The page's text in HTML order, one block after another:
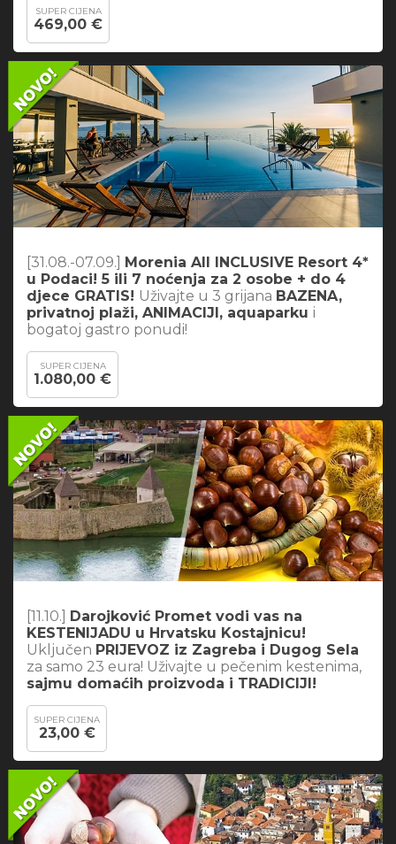
SUPER CIJENA
469,00 €
[31.08.-07.09.] Morenia All INCLUSIVE Resort 4*
u Podaci! 5 ili 7 noćenja za 2 osobe + do 4
djece GRATIS! Uživajte u 3 grijana BAZENA,
privatnoj plaži, ANIMACIJI, aquaparku i
bogatoj gastro ponudi!
SUPER CIJENA
1.080,00 €
[11.10.]
Darojković Promet vodi vas na
KESTENIJADU u Hrvatsku Kostajnicu!
Uključen PRIJEVOZ iz Zagreba i Dugog Sela
za samo 23 eura! Uživajte u pečenim kestenima,
sajmu domaćih proizvoda i TRADICIJI!
SUPER CIJENA
23,00 €